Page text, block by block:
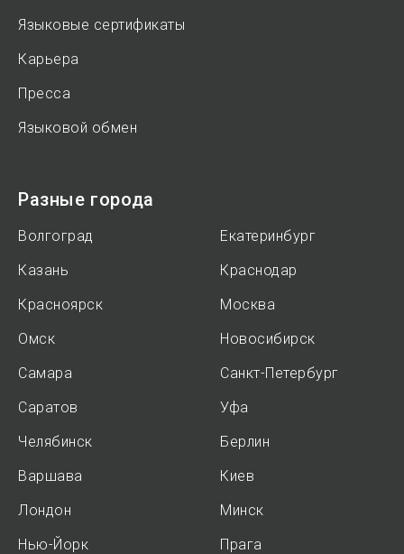
Языковые сертификаты
Карьера
Пресса
Языковой обмен
Разные города
Волгоград
Екатеринбург
Казань
Краснодар
Красноярск
Москва
Омск
Новосибирск
Самара
Санкт-Петербург
Саратов
Уфа
Челябинск
Берлин
Варшава
Киев
Лондон
Минск
Нью-Йорк
Прага